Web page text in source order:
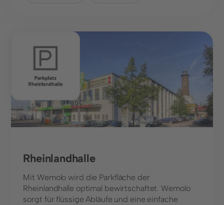
Sport, Freizeit
Rheinlandhalle
Mit Wemolo wird die Parkfläche der
Rheinlandhalle optimal bewirtschaftet. Wemolo
sorgt für flüssige Abläufe und eine einfache